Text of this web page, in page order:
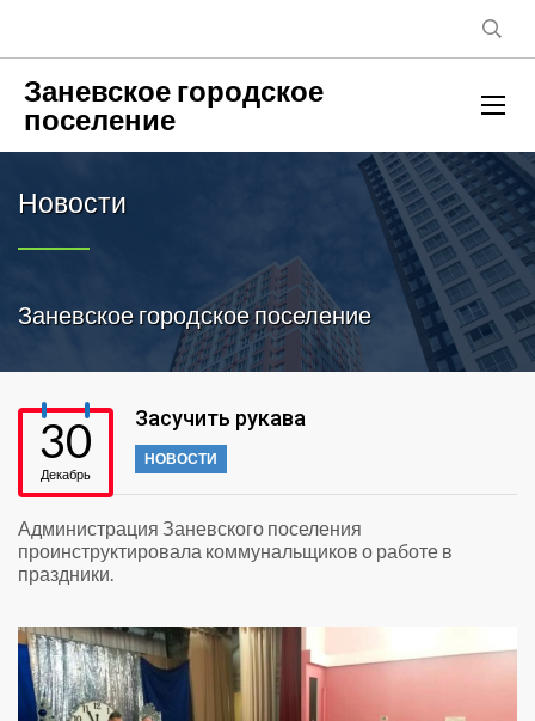
Заневское городское
поселение
Новости
Заневское городское поселение
30
Декабрь
Засучить рукава
НОВОСТИ
Администрация Заневского поселения
проинструктировала коммунальщиков о работе в
праздники.